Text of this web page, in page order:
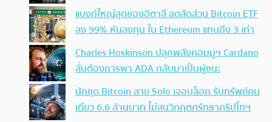
แบงก์ใหญ่สุดของอิตาลี ลดสัดส่วน Bitcoin ETF
ลง 99% หันลงทุน ใน Ethereum แทนถึง 3 เท่า
Charles Hoskinson ปลุกพลังคอมมูฯ Cardano
ลั่นต้องการพา ADA กลับมาเป็นผู้ชนะ
นักขุด Bitcoin สาย Solo เจอบล็อก รับทรัพย์คน
เดียว 6.6 ล้านบาท ไม่สนวิกฤตศรัทธาคริปโทฯ